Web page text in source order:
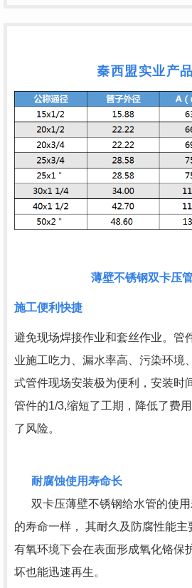
秦西盟实业产
薄壁不锈钢双卡压
施工便利快捷
避免现场焊接作业和套丝作业。管
业施工吃力、漏水率高、污染环境
式管件现场安装极为便利，安装时
管件的1/3,缩短了工期，降低了费
了风险。
耐腐蚀使用寿命长
双卡压薄壁不锈钢给水管的使用
的寿命一样， 其耐久及防腐性能
有氧环境下会在表面形成氧化铬保
坏也能迅速再生。